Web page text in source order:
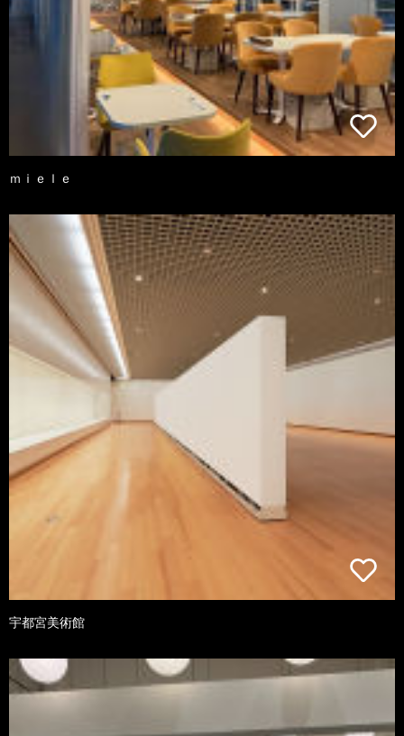
ｍｉｅｌｅ
宇都宮美術館